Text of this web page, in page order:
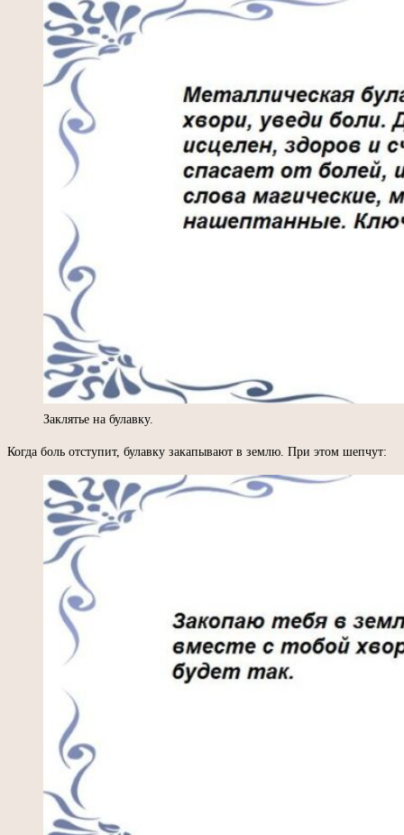
Заклятье на булавку.
Когда боль отступит, булавку закапывают в землю. При этом шепчут: